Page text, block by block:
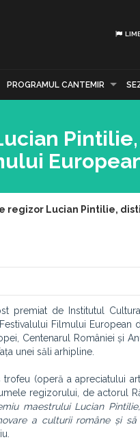
PROGRAMUL CANTEMIR
regizor Lucian Pintilie,
premiat de Institutul
Filmului European
Centenarul României și
unei săli arhipline.
(operă a apreciatului
regizorului, de actorul
maestrului Lucian
a culturii române și